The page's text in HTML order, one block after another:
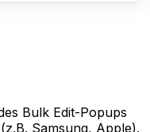
Bulk Edit-Popups
(z.B. Samsung, Apple).